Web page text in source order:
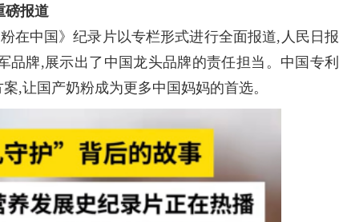
磅报道
在中国》纪录片以专栏形式进行全面报道,人民日报
品牌,展示出了中国龙头品牌的责任担当。中国专利
,让国产奶粉成为更多中国妈妈的首选。